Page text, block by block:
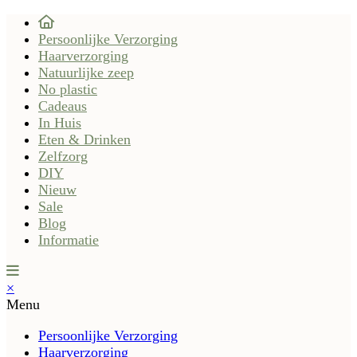
Persoonlijke Verzorging
Haarverzorging
Natuurlijke zeep
No plastic
Cadeaus
In Huis
Eten & Drinken
Zelfzorg
DIY
Nieuw
Sale
Blog
Informatie
×
Menu
Persoonlijke Verzorging
Haarverzorging